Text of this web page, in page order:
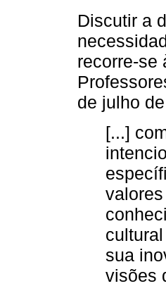
Discutir a
recorre-se
de julho
[...]
sua
visões